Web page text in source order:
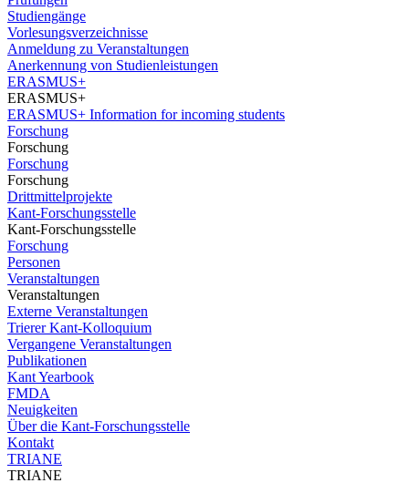
Studiengänge
Vorlesungsverzeichnisse
Anmeldung zu Veranstaltungen
Anerkennung von Studienleistungen
ERASMUS+
ERASMUS+
ERASMUS+ Information for incoming students
Forschung
Forschung
Forschung
Forschung
Drittmittelprojekte
Kant-Forschungsstelle
Kant-Forschungsstelle
Forschung
Personen
Veranstaltungen
Veranstaltungen
Externe Veranstaltungen
Trierer Kant-Kolloquium
Vergangene Veranstaltungen
Publikationen
Kant Yearbook
FMDA
Neuigkeiten
Über die Kant-Forschungsstelle
Kontakt
TRIANE
TRIANE